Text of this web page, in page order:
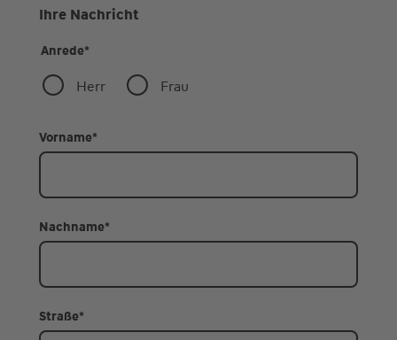
Ihre Nachricht
Anrede*
Herr Frau
Vorname*
Nachname*
Straße*